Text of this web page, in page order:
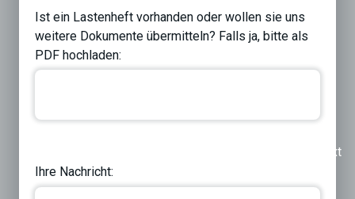
Ist ein Lastenheft vorhanden oder wollen sie uns
weitere Dokumente übermitteln? Falls ja, bitte als
PDF hochladen:
Next
Ihre Nachricht: